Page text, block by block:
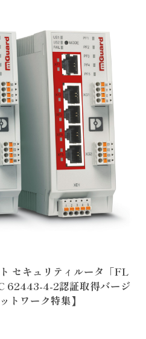
セキュリティルータ「FL
62443-4-2認証取得バージ
トワーク特集】